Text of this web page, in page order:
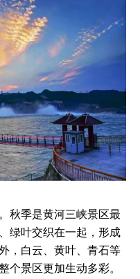
季是黄河三峡景区最
绿叶交织在一起，形成
，白云、黄叶、青石等
个景区更加生动多彩。